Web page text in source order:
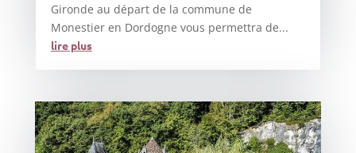
Gironde au départ de la commune de
Monestier en Dordogne vous permettra de...
lire plus